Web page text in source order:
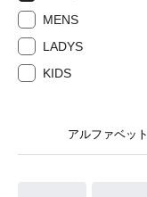
MENS
LADYS
KIDS
アルファベット